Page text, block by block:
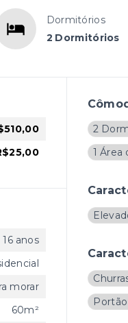
Dormitórios
2 Dormitórios
2
1 Área
16 anos
morar
60m²